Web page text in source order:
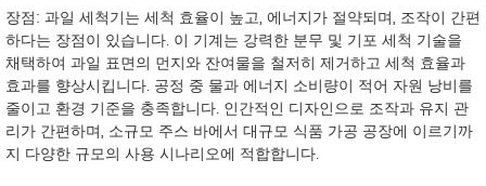
장점: 과일 세척기는 세척 효율이 높고, 에너지가 절약되며, 조작이 간편
하다는 장점이 있습니다. 이 기계는 강력한 분무 및 기포 세척 기술을
채택하여 과일 표면의 먼지와 잔여물을 철저히 제거하고 세척 효율과
효과를 향상시킵니다. 공정 중 물과 에너지 소비량이 적어 자원 낭비를
줄이고 환경 기준을 충족합니다. 인간적인 디자인으로 조작과 유지 관
리가 간편하며, 소규모 주스 바에서 대규모 식품 가공 공장에 이르기까
지 다양한 규모의 사용 시나리오에 적합합니다.